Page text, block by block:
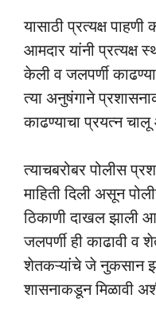
यासाठी प्रत्यक्ष
आमदार यांनी प्रत्यक्ष
केली व जलपर्णी
त्या अनुषंगाने
काढण्याचा प्रयत्न
त्याचबरोबर पोलीस
माहिती दिली असून
ठिकाणी दाखल झाली
जलपर्णी ही काढावी व
शेतकऱ्यांचे जे नुकसान
शासनाकडून मिळावी